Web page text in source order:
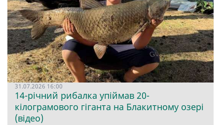
31.07.2026 16:00
14-річний рибалка упіймав 20-
кілограмового гіганта на Блакитному озері
(відео)